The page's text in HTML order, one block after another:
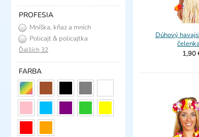
Dúhový
1,90
PROFESIA
Mníška, kňaz a mních
Policajt & policajtka
Ďalších 32
FARBA